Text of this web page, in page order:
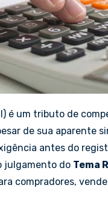
é um tributo de
de sua aparente
antes do
julgamento do Tema
compradores,